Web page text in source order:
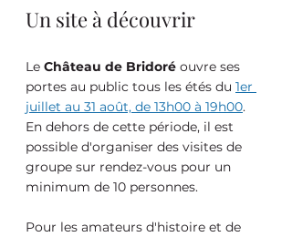
Un site à découvrir
Le Château de Bridoré ouvre ses
portes au public tous les étés du 1er
juillet au 31 août, de 13h00 à 19h00.
En dehors de cette période, il est
possible d'organiser des visites de
groupe sur rendez-vous pour un
minimum de 10 personnes.
Pour les amateurs d'histoire et de